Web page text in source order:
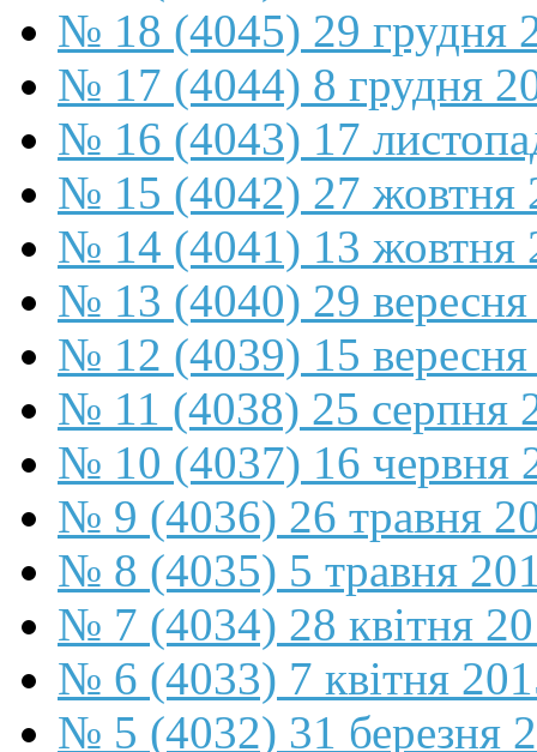
№ 18 (4045) 29 грудня
№ 17 (4044) 8 грудня
№ 16 (4043) 17
№ 15 (4042) 27 жовтня
№ 14 (4041) 13 жовтня
№ 13 (4040) 29
№ 12 (4039) 15
№ 11 (4038) 25 серпня
№ 10 (4037) 16 червня
№ 9 (4036) 26 травня
№ 8 (4035) 5 травня
№ 7 (4034) 28 квітня
№ 6 (4033) 7 квітня
№ 5 (4032) 31 березня